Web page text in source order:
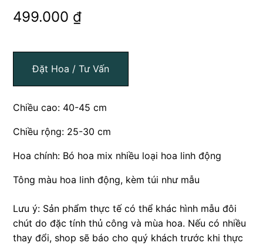
499.000 ₫
Đặt Hoa / Tư Vấn
Chiều cao: 40-45 cm
Chiều rộng: 25-30 cm
Hoa chính: Bó hoa mix nhiều loại hoa linh động
Tông màu hoa linh động, kèm túi như mẫu
Lưu ý: Sản phẩm thực tế có thể khác hình mẫu đôi
chút do đặc tính thủ công và mùa hoa. Nếu có nhiều
thay đổi, shop sẽ báo cho quý khách trước khi thực